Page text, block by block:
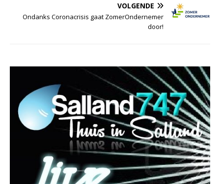
VOLGENDE
Ondanks Coronacrisis gaat ZomerOndernemer
door!